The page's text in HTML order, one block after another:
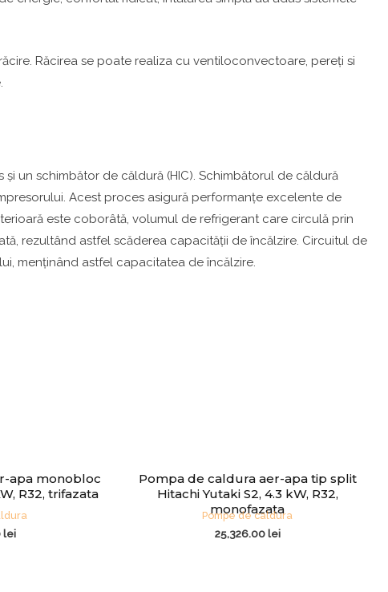
Răcirea se poate realiza cu ventiloconvectoare, pereți si
un schimbător de căldură (HIC). Schimbătorul de căldură
Acest proces asigură performanțe excelente de
este coborâtă, volumul de refrigerant care circulă prin
rezultând astfel scăderea capacității de încălzire. Circuitul de
menținând astfel capacitatea de încălzire.
apa monobloc
R32, trifazata
lei
Pompa de caldura aer-apa tip split
Hitachi Yutaki S2, 4.3 kW, R32,
monofazata
Pompe de caldura
25,326.00 lei